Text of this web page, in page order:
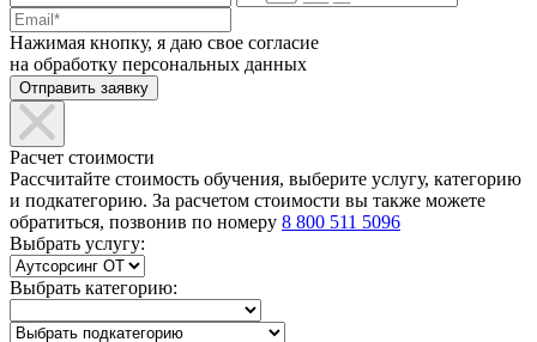
Нажимая кнопку, я даю свое согласие
на обработку персональных данных
Расчет стоимости
Рассчитайте стоимость обучения, выберите услугу, категорию
и подкатегорию. За расчетом стоимости вы также можете
обратиться, позвонив по номеру 8 800 511 5096
Выбрать услугу:
Выбрать категорию: